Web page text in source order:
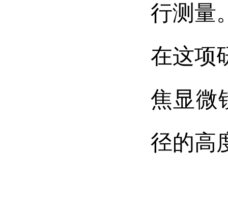
行测量
在这项
焦显微
径的高